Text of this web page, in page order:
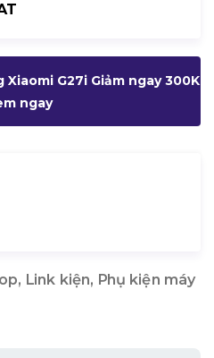
G27i Giảm ngay 300K
ngay
Link kiện, Phụ kiện máy